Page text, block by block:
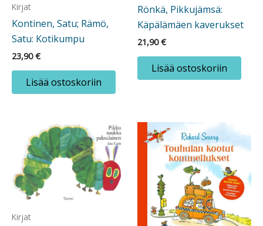
Kirjat
Kontinen, Satu; Rämö,
Satu: Kotikumpu
23,90€
Lisää ostoskoriin
Rönkä, Pikkujämsä:
Käpälämäen kaverukset
21,90€
Lisää ostoskoriin
Kirjat